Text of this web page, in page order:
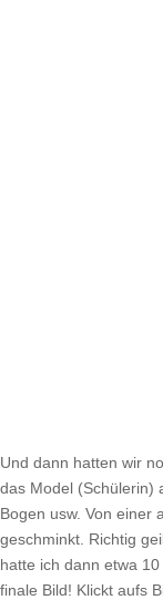
Und dann hatten wir
das Model (Schülerin)
Bogen usw. Von einer
geschminkt. Richtig
hatte ich dann etwa
finale Bild! Klickt aufs